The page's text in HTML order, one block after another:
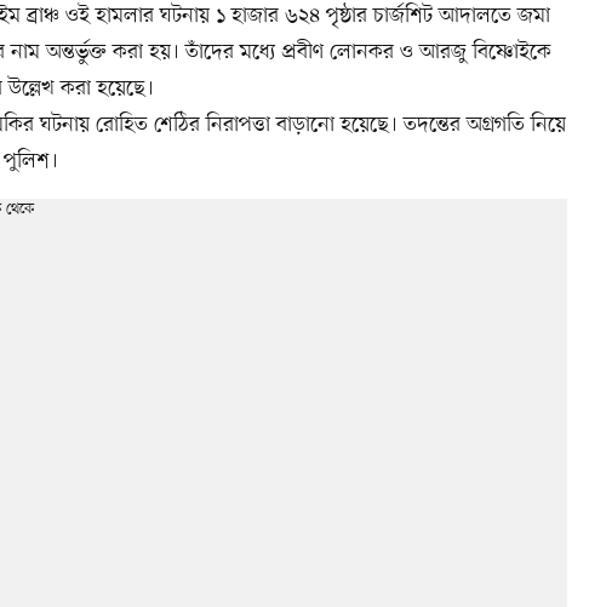
ব্রাঞ্চ ওই হামলার ঘটনায় ১ হাজার ৬২৪ পৃষ্ঠার চার্জশিট আদালতে জমা
নাম অন্তর্ভুক্ত করা হয়। তাঁদের মধ্যে প্রবীণ লোনকর ও আরজু বিষ্ণোইকে
করা হয়েছে।
ঘটনায় রোহিত শেঠির নিরাপত্তা বাড়ানো হয়েছে। তদন্তের অগ্রগতি নিয়ে